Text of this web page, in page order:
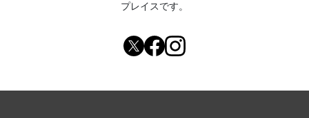
プレイスです。